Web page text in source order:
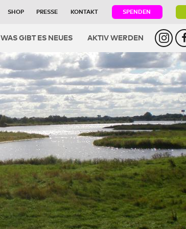
SHOP PRESSE KONTAKT SPENDEN
WAS GIBT ES NEUES AKTIV WERDEN